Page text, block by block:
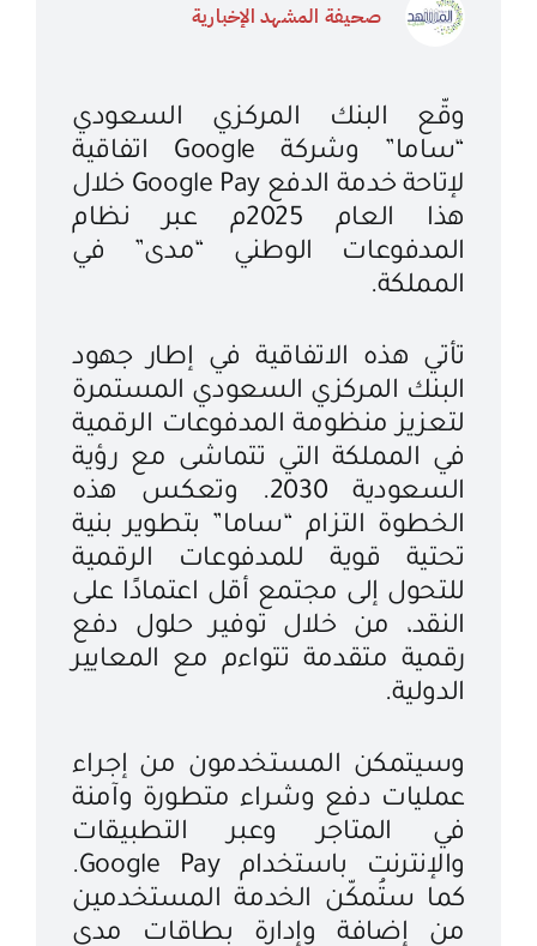
صحيفة المشهد الإخبارية
وقّع البنك المركزي السعودي
“ساما” وشركة Google اتفاقية
لإتاحة خدمة الدفع Google Pay خلال
هذا العام 2025م عبر نظام
المدفوعات الوطني “مدى” في
المملكة.
تأتي هذه الاتفاقية في إطار جهود
البنك المركزي السعودي المستمرة
لتعزيز منظومة المدفوعات الرقمية
في المملكة التي تتماشى مع رؤية
السعودية 2030. وتعكس هذه
الخطوة التزام “ساما” بتطوير بنية
تحتية قوية للمدفوعات الرقمية
للتحول إلى مجتمع أقل اعتمادًا على
النقد، من خلال توفير حلول دفع
رقمية متقدمة تتواءم مع المعايير
الدولية.
وسيتمكن المستخدمون من إجراء
عمليات دفع وشراء متطورة وآمنة
في المتاجر وعبر التطبيقات
والإنترنت باستخدام Google Pay.
كما ستُمكّن الخدمة المستخدمين
من إضافة وإدارة بطاقات مدى